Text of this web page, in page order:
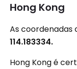
Hong Kong
As coordenadas
114.183334.
Hong Kong é